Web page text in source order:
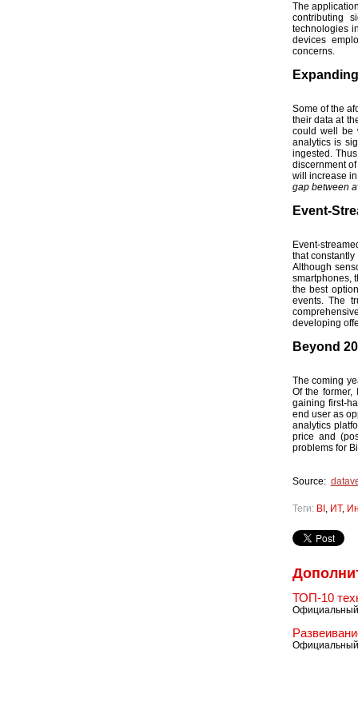
The
contributing
technologies
devices
concerns.
Some of the
their data at
could well be
analytics is
ingested.
discernment
will increase
gap between
Event-
Event-
that
Although
smartphones,
the best
events. The
developing
Beyond
The coming
Of the
gaining first-
end user as
analytics
price and
problems for
Source:
Теги: BI , ИТ,
ТОП-10
Официальный
Официальный